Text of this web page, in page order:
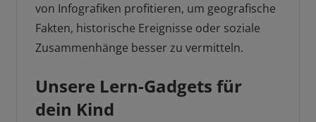
von Infografiken profitieren, um geografische
Fakten, historische Ereignisse oder soziale
Zusammenhänge besser zu vermitteln.
Unsere Lern-Gadgets für
dein Kind